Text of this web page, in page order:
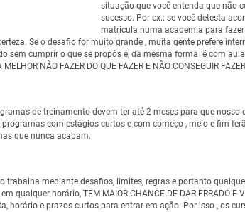
situação que você entenda que não
sucesso. Por ex.: se você detesta
matricula numa academia para
Se o desafio for muito grande , muita gente prefere
sem cumprir o que se propôs e, da mesma forma é com
NÃO FAZER DO QUE FAZER E NÃO CONSEGUIR
de treinamento devem ter até 2 meses para que nosso
com estágios curtos e com começo , meio e fim
que nunca acabam.
trabalha mediante desafios, limites, regras e portanto
qualquer horário, TEM MAIOR CHANCE DE DAR ERRADO E
horário e prazos curtos para entrar em ação. Por isso , os